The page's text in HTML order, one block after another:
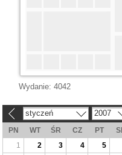
Wydanie: 4042
styczeń 2007
PN WT ŚR CZ PT
1
2 3 4 5